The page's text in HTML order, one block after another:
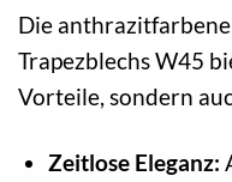
Die
Trapezblechs W45
Vorteile, sondern
Zeitlose Eleganz: